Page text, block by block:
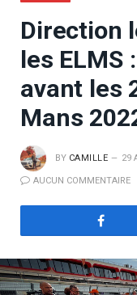
Direction
les ELMS
avant les
Mans
BY CAMILLE 29
AUCUN COMMENTAIRE